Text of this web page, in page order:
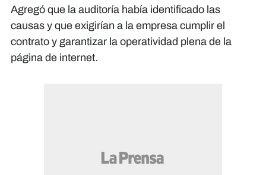
Agregó que la auditoría había identificado las
causas y que exigirían a la empresa cumplir el
contrato y garantizar la operatividad plena de la
página de internet.